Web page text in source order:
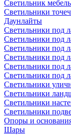
Светильник
Светильники
Даунлайты
Светильники под
Светильники под
Светильники под
Светильники под
Светильники под
Светильники под
Светильники
Светильники
Светильники
Светильники
Опоры и
Шары